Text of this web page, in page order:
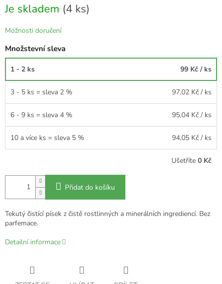
cena:
Je skladem (4 ks)
Možnosti doručení
Množstevní sleva
1 - 2 ks 99 Kč / ks
3 - 5 ks = sleva 2 % 97,02 Kč / ks
6 - 9 ks = sleva 4 % 95,04 Kč / ks
10 a více ks = sleva 5 % 94,05 Kč / ks
Ušetříte 0 Kč
Přidat do košíku
Tekutý čistící písek z čistě rostlinných a minerálních ingrediencí. Bez
parfemace.
Detailní informace